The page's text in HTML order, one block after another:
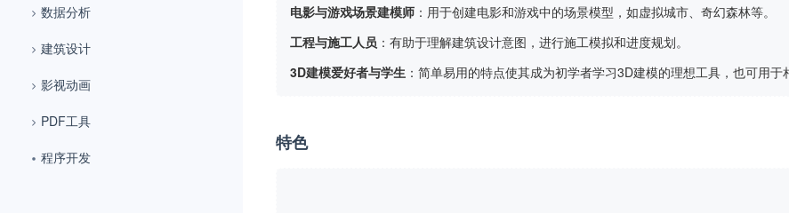
数据分析
建筑设计
影视动画
PDF工具
程序开发
电影与游戏场景建模师 ：用于创建电影和游戏中的场景模型，如虚拟城市、奇幻森林等。
工程与施工人员 ：有助于理解建筑设计意图，进行施工模拟和进度规划。
3D建模爱好者与学生 ：简单易用的特点使其成为初学者学习3D建模的理想工具，也可用于
特色